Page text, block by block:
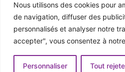
Nous utilisons des cookies pour
de navigation, diffuser des
personnalisés et analyser notre
accepter", vous consentez à
Personnaliser Tout
Afroman poursuit un
victoire du jury en